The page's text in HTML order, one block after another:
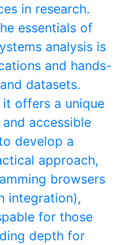
in research.
essentials of
analysis is
and hands-
datasets.
offers a unique
accessible
develop a
approach,
browsers
integration),
for those
depth for